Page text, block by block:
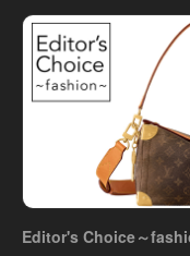
Editor's Choice～